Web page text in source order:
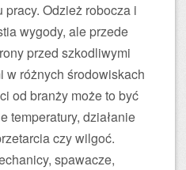
Odzież robocza i
wygody, ale przede
przed szkodliwymi
w różnych środowiskach
od branży może to być
temperatury, działanie
czy wilgoć.
spawacze,